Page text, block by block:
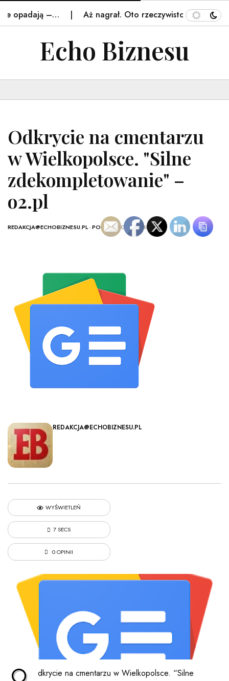
opadają –… Aż nagrał. Oto rzeczywistość w Tatrach.
Echo Biznesu
Odkrycie na cmentarzu
w Wielkopolsce. "Silne
zdekompletowanie" –
o2.pl
REDAKCJA@ECHOBIZNESU.PL-POLSKA - 10 GRUDNIA, 2025
REDAKCJA@ECHOBIZNESU.PL
WYŚWIETLEŃ
7 SECS
0 OPINII
dkrycie na cmentarzu w Wielkopolsce. “Silne